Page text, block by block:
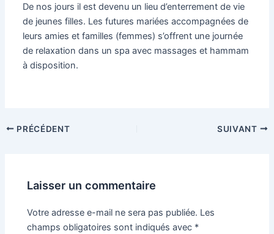
De nos jours il est devenu un lieu d’enterrement de vie
de jeunes filles. Les futures mariées accompagnées de
leurs amies et familles (femmes) s’offrent une journée
de relaxation dans un spa avec massages et hammam
à disposition.
Navigation
PRÉCÉDENT SUIVANT
Laisser un commentaire
Votre adresse e-mail ne sera pas publiée. Les
champs obligatoires sont indiqués avec *